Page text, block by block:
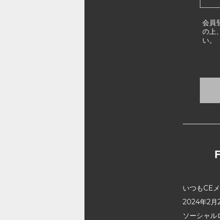
会員
の上
い。
いつもCE
2024年2月
ソーシャ